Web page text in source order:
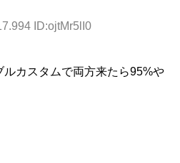
ID:ojtMr5lI0
カスタムで両方来たら95%や